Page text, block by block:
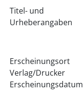
Titel- und
Urheberangaben
Erscheinungsort
Verlag/Drucker
Erscheinungsdatum